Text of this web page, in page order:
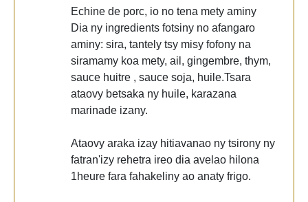
Echine de porc, io no tena mety aminy
Dia ny ingredients fotsiny no afangaro
aminy: sira, tantely tsy misy fofony na
siramamy koa mety, ail, gingembre, thym,
sauce huitre , sauce soja, huile.Tsara
ataovy betsaka ny huile, karazana
marinade izany.
Ataovy araka izay hitiavanao ny tsirony ny
fatran'izy rehetra ireo dia avelao hilona
1heure fara fahakeliny ao anaty frigo.